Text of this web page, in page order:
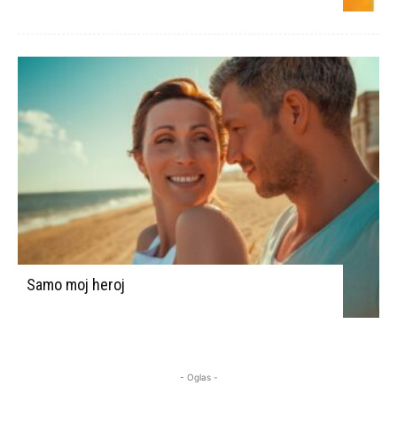
Samo moj heroj
- Oglas -